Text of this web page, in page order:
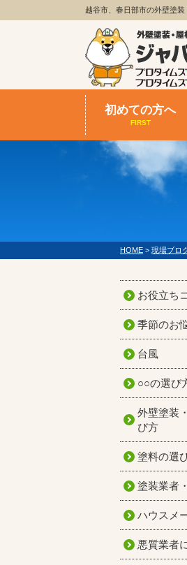
越谷市、春日部市の外壁塗
初めての方へ
FIRST
HOME > 現場ブロ
お役立ち
季節のお
台風
○○の選び
外壁塗装
び方
塗料の選
塗装業者
ハウスメ
悪質業者